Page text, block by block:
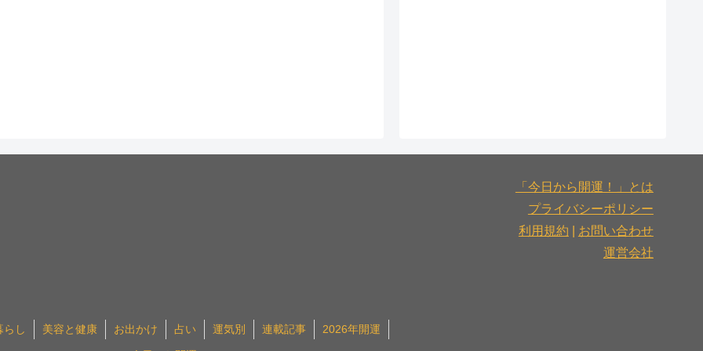
「今日から開運！」とは
プライバシーポリシー
利用規約
お問い合わせ
運営会社
らし 美容と健康 お出かけ 占い 運気別 連載記事 2026年開運